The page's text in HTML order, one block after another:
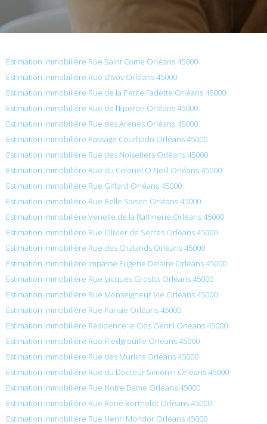
Estimation immobilière Rue Saint Come Orléans 45000
Estimation immobilière Rue d’Ivoy Orléans 45000
Estimation immobilière Rue de la Petite Fadette Orléans 45000
Estimation immobilière Rue de l’Eperon Orléans 45000
Estimation immobilière Rue des Arenes Orléans 45000
Estimation immobilière Passage Courhado Orléans 45000
Estimation immobilière Rue des Noisetiers Orléans 45000
Estimation immobilière Rue du Colonel O Neill Orléans 45000
Estimation immobilière Rue Giffard Orléans 45000
Estimation immobilière Rue Belle Saison Orléans 45000
Estimation immobilière Venelle de la Raffinerie Orléans 45000
Estimation immobilière Rue Olivier de Serres Orléans 45000
Estimation immobilière Rue des Chalands Orléans 45000
Estimation immobilière Impasse Eugene Delaire Orléans 45000
Estimation immobilière Rue Jacques Groslot Orléans 45000
Estimation immobilière Rue Monseigneur Vie Orléans 45000
Estimation immobilière Rue Parisie Orléans 45000
Estimation immobilière Résidence le Clos Gentil Orléans 45000
Estimation immobilière Rue Piedgrouille Orléans 45000
Estimation immobilière Rue des Murlins Orléans 45000
Estimation immobilière Rue du Docteur Simonin Orléans 45000
Estimation immobilière Rue Notre Dame Orléans 45000
Estimation immobilière Rue René Berthelot Orléans 45000
Estimation immobilière Rue Henri Mondor Orléans 45000